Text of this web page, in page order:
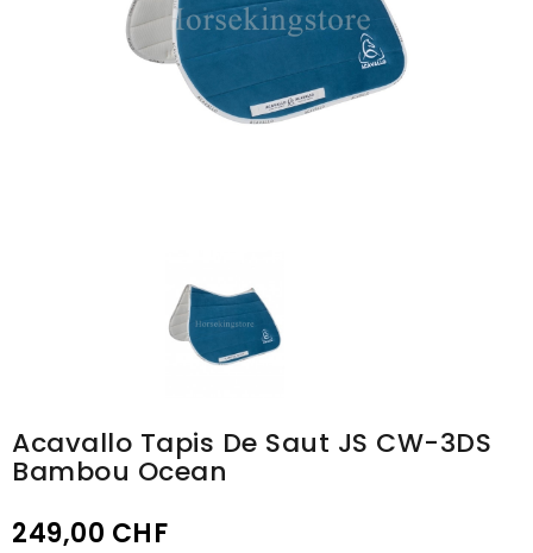
Acavallo Tapis De Saut JS CW-3DS
Bambou Ocean
249,00 CHF